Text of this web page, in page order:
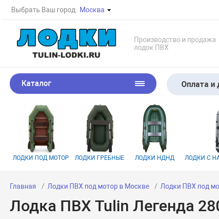
Выбрать Ваш город: Москва
Производство и продажа
лодок ПВХ
Каталог Оплата и
ЛОДКИ ПОД МОТОР ЛОДКИ ГРЕБНЫЕ ЛОДКИ НДНД ЛОДКИ С
Главная Лодки ПВХ под мотор в Москве Лодки ПВХ под
Лодка ПВХ Tulin Легенда